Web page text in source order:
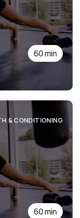
60 min
& CONDITIONING
60 min